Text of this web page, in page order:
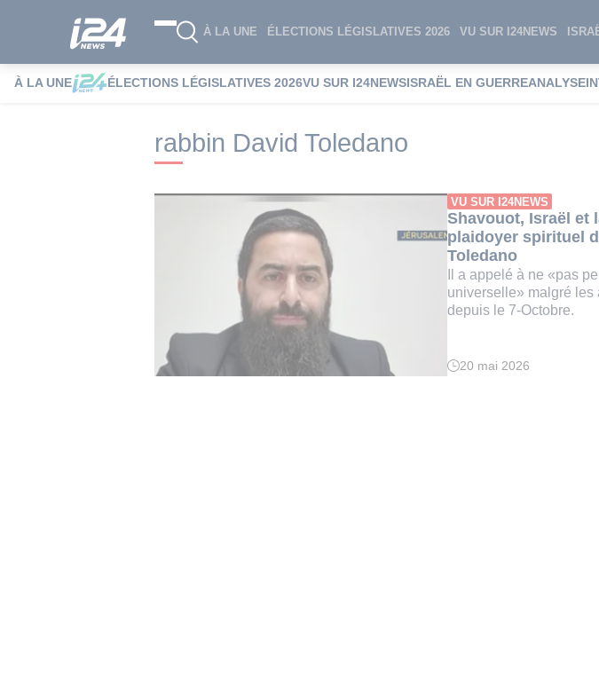
À LA UNE ÉLECTIONS LÉGISLATIVES 2026 VU SUR I24NEWS
À LA UNE ÉLECTIONS LÉGISLATIVES 2026VU SUR I24NEWSISRAËL EN GUERREANALYSE
i24NEWS i24NEWS Tags index rabbin David Toledano
rabbin David Toledano
VU SUR I24NEWS
Shavouot, Israël et
plaidoyer spirituel
Toledano
Il a appelé à ne «pas
universelle» malgré les
depuis le 7-Octobre.
Temps
20 mai 2026